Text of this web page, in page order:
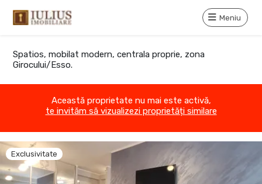
Meniu
Spatios, mobilat modern, centrala proprie, zona
Girocului/Esso.
Această proprietate nu mai este activă,
te invităm să vizualizezi proprietăți similare
Exclusivitate